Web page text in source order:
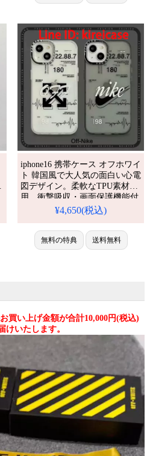
全機種対応
iphone16 携帯ケース オフホワイ
ト 韓国風で大人気の面白い心電
図デザイン。柔軟なTPU素材採
用、衝撃吸収・画面保護機能付
き、クリア半透明でストリート
フォン16 pro/16pro max/16
plus/17/17pro スマホケース 全機
種対応
¥4,650(税込)
無料の特典 送料無料
買い上げ金額が合計10,000円(税込)
けいたします。